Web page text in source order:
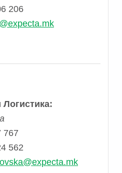
206
Логистика:
767
562